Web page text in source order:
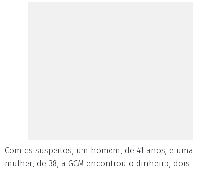
Com os suspeitos, um homem, de 41 anos, e uma
mulher, de 38, a GCM encontrou o dinheiro, dois